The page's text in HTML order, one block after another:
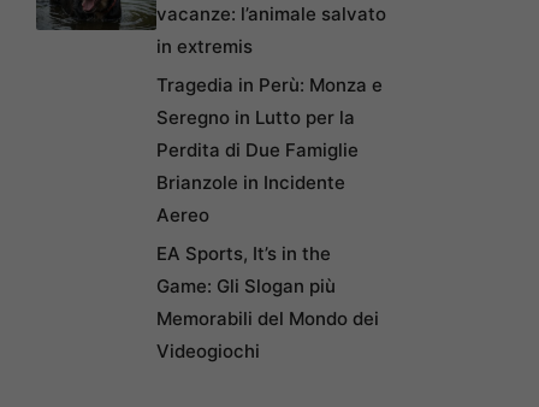
vacanze: l’animale salvato
in extremis
Tragedia in Perù: Monza e
Seregno in Lutto per la
Perdita di Due Famiglie
Brianzole in Incidente
Aereo
EA Sports, It’s in the
Game: Gli Slogan più
Memorabili del Mondo dei
Videogiochi